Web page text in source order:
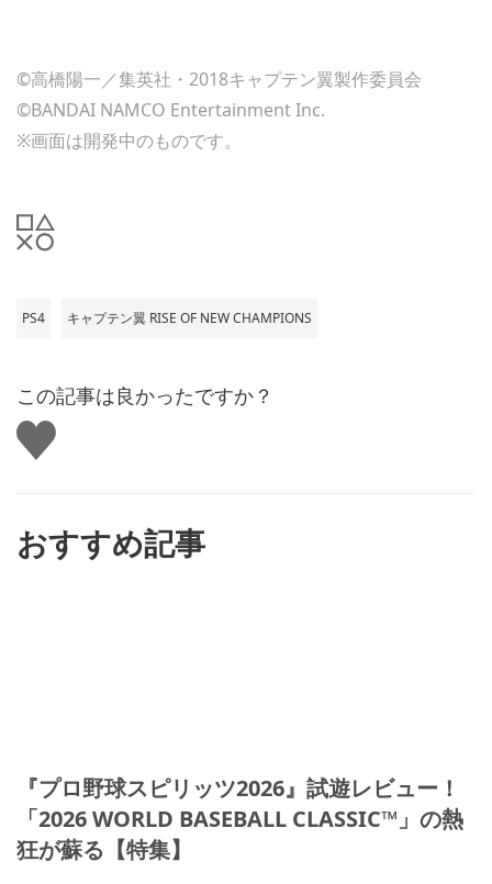
©高橋陽一／集英社・2018キャプテン翼製作委員会
©BANDAI NAMCO Entertainment Inc.
※画面は開発中のものです。
PS4 キャプテン翼 RISE OF NEW CHAMPIONS
この記事は良かったですか？
い
い
おすすめ記事
『プロ野球スピリッツ2026』試遊レビュー！
「2026 WORLD BASEBALL CLASSIC™」の熱
狂が蘇る【特集】